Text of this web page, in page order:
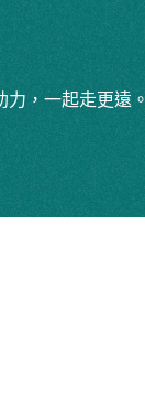
，一起走更遠。